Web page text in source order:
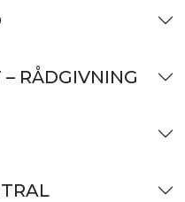
RÅDGIVNING